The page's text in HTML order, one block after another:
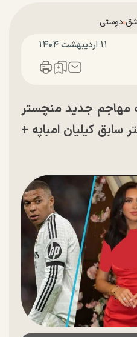
دوستی
۱۱ ارديبهشت ۱۴۰۴
مهاجم جدید منچستر
سابق کیلیان امباپه +